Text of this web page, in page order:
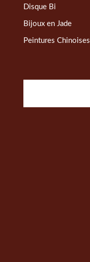
Disque Bi
Bijoux en Jade
Peintures Chinoises